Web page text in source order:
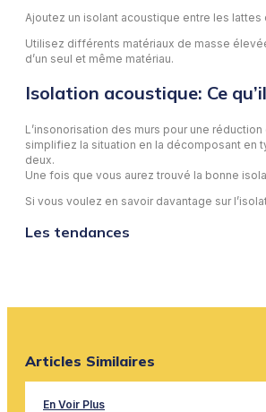
Ajoutez un isolant acoustique entre les
Utilisez différents matériaux de masse
d’un seul et même matériau.
Isolation acoustique: Ce
L’insonorisation des murs pour une
simplifiez la situation en la décomposant en
deux.
Une fois que vous aurez trouvé la bonne
Si vous voulez en savoir davantage sur
Les tendances
Articles Similaires
En Voir Plus